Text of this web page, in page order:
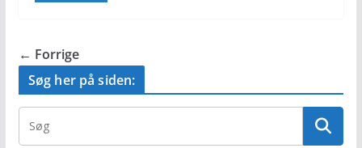
← Forrige
Søg her på siden: